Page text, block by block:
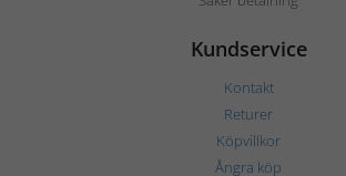
Kundservice
Kontakt
Returer
Köpvillkor
Ångra köp